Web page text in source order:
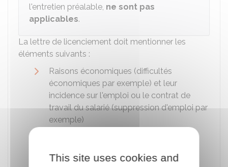
l'entretien préalable, ne sont pas
applicables.
La lettre de licenciement doit mentionner les
éléments suivants :
Raisons économiques (difficultés
économiques par exemple) et leur
incidence sur l'emploi ou le contrat de
travail du salarié (suppression d'emploi par
exemple)
This site uses cookies and